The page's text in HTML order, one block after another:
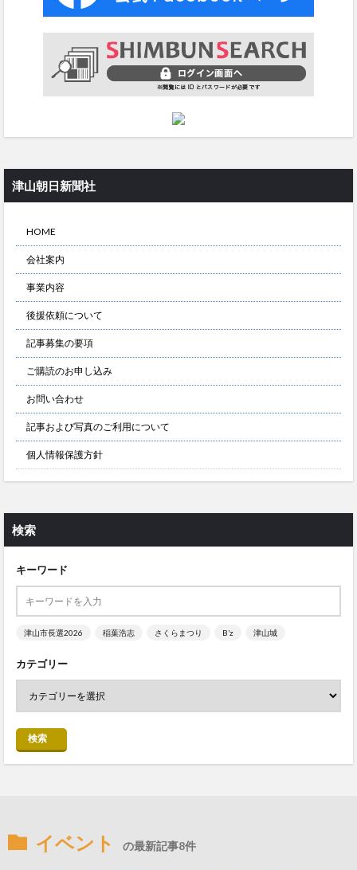
津山朝日新聞社
HOME
会社案内
事業内容
後援依頼について
記事募集の要項
ご購読のお申し込み
お問い合わせ
記事および写真のご利用について
個人情報保護方針
検索
キーワード
津山市長選2026 稲葉浩志 さくらまつり B’z 津山城
カテゴリー
検索
イベント の最新記事8件